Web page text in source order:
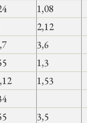
1,08
2,12
3,6
1,3
1,53
3,5